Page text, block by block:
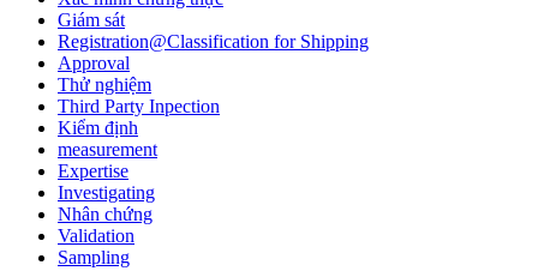
Giám sát
Registration@Classification for Shipping
Approval
Thử nghiệm
Third Party Inpection
Kiểm định
measurement
Expertise
Investigating
Nhân chứng
Validation
Sampling